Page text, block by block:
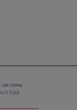
Vendée
1951